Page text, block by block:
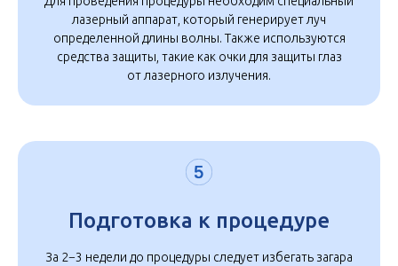
лазерный аппарат, который генерирует луч
определенной длины волны. Также используются
средства защиты, такие как очки для защиты глаз
от лазерного излучения.
Подготовка к процедуре
За 2−3 недели до процедуры следует избегать загара